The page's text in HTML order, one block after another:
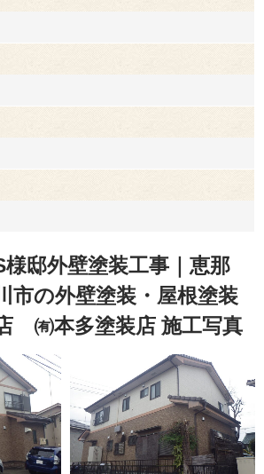
邸外壁塗装工事｜恵那
市の外壁塗装・屋根塗装
㈲本多塗装店 施工写真